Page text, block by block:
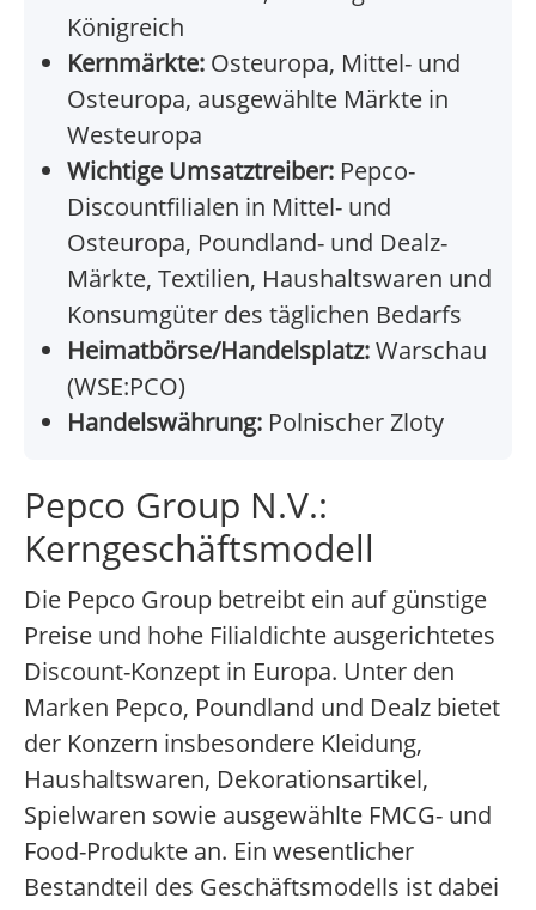
Königreich
Kernmärkte: Osteuropa, Mittel- und
Osteuropa, ausgewählte Märkte in
Westeuropa
Wichtige Umsatztreiber: Pepco-
Discountfilialen in Mittel- und
Osteuropa, Poundland- und Dealz-
Märkte, Textilien, Haushaltswaren und
Konsumgüter des täglichen Bedarfs
Heimatbörse/Handelsplatz:Warschau
(WSE:PCO)
Handelswährung: Polnischer Zloty
Pepco Group N.V.:
Kerngeschäftsmodell
Die Pepco Group betreibt ein auf günstige
Preise und hohe Filialdichte ausgerichtetes
Discount-Konzept in Europa. Unter den
Marken Pepco, Poundland und Dealz bietet
der Konzern insbesondere Kleidung,
Haushaltswaren, Dekorationsartikel,
Spielwaren sowie ausgewählte FMCG- und
Food-Produkte an. Ein wesentlicher
Bestandteil des Geschäftsmodells ist dabei